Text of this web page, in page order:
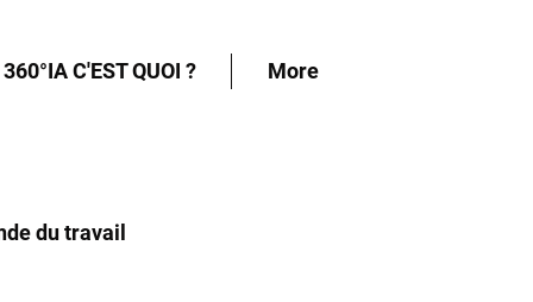
360°IA C'EST QUOI ? More
du travail